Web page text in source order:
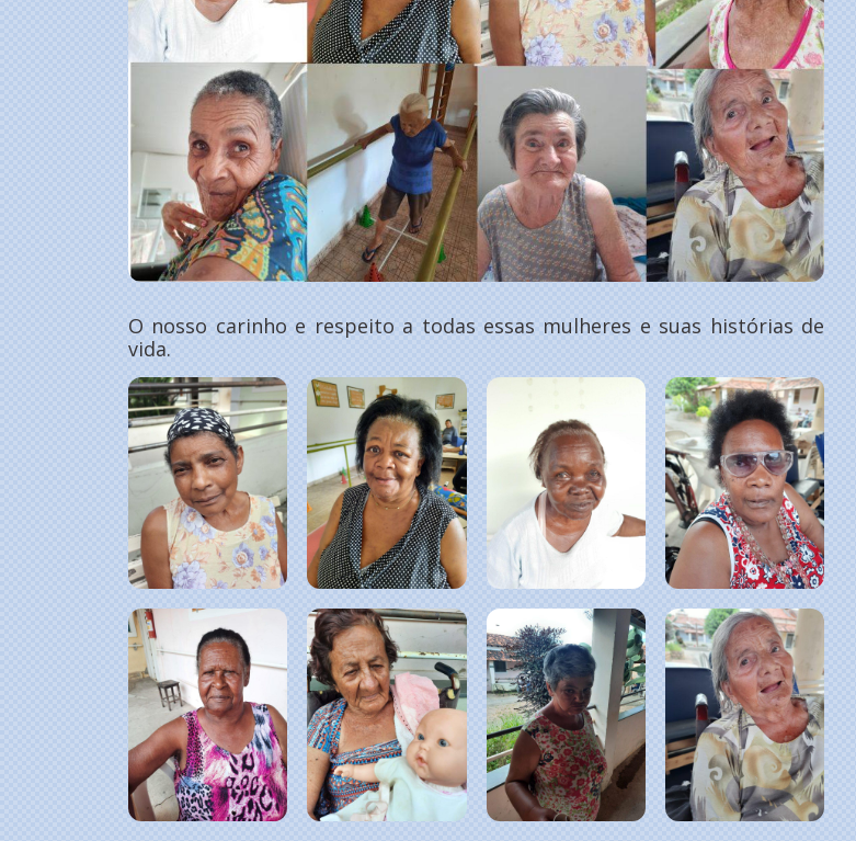
O nosso carinho e respeito a todas essas mulheres e suas histórias de
vida.